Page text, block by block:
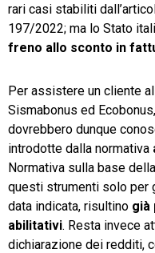
rari casi stabiliti
197/2022; ma lo Stato
freno allo sconto in
Per assistere un cliente
Sismabonus ed
dovrebbero dunque
introdotte dalla normativa
Normativa sulla base
questi strumenti solo per
data indicata, risultino già
abilitativi. Resta invece
dichiarazione dei redditi,